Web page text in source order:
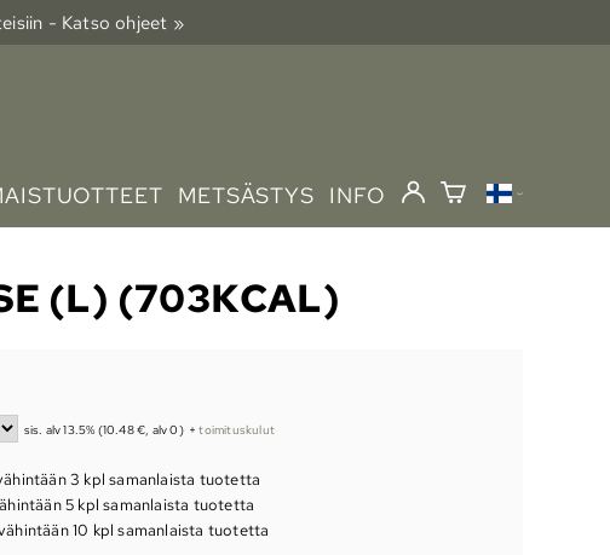
- Katso ohjeet »
METSÄSTYS INFO
(L) (703KCAL)
sis. alv 13.5% (10.48 €, alv 0) +toimituskulut
3 kpl samanlaista tuotetta
5 kpl samanlaista tuotetta
10 kpl samanlaista tuotetta